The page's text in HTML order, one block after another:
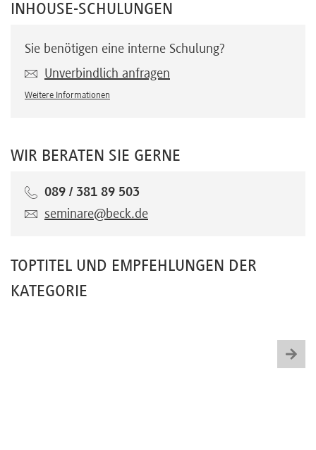
INHOUSE-SCHULUNGEN
Sie benötigen eine interne Schulung?
Unverbindlich anfragen
Weitere Informationen
WIR BERATEN SIE GERNE
089 / 381 89 503
seminare@beck.de
TOPTITEL UND EMPFEHLUNGEN DER
KATEGORIE